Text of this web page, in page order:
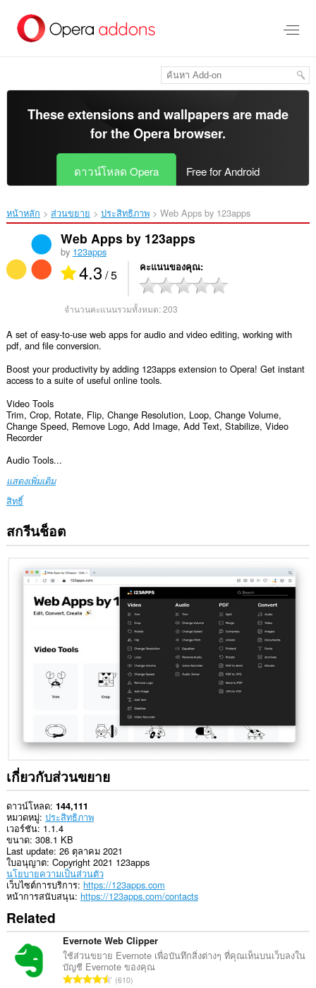
These extensions and wallpapers are made
for theOpera browser.
ดาวน์โหลด Opera Free for Android
หน้าหลัก ส่วนขยาย ประสิทธิภาพ Web Apps by 123apps‎
Web Apps by 123apps
by 123apps
4.3 / 5 คะแนนของคุณ
จำนวนคะแนนรวมทั้งหมด:203
A set of easy-to-use web apps for audio and video editing, working with
pdf, and file conversion.
Boost your productivity by adding 123apps extension to Opera! Get instant
access to a suite of useful online tools.
Video Tools
Trim, Crop, Rotate, Flip, Change Resolution, Loop, Change Volume,
Change Speed, Remove Logo, Add Image, Add Text, Stabilize, Video
Recorder
Audio Tools...
แสดงเพิ่มเติม
สิทธิ์
ส่วน
ขยาย
สามารถ
สกรีนช็อต
เกี่ยวกับส่วนขยาย
ดาวน์โหลด 144,111
หมวดหมู่ ประสิทธิภาพ
เวอร์ชัน 1.1.4
ขนาด 308.1 KB
Last update 26 ตุลาคม 2021
ใบอนุญาต Copyright 2021 123apps
นโยบายความเป็นส่วนตัว
เว็บไซต์การบริการ https://123apps.com
หน้าการสนับสนุน https://123apps.com/contacts
Related
Evernote Web Clipper
ใช้ส่วนขยาย Evernote เพื่อบันทึกสิ่งต่างๆ ที่คุณเห็นบนเว็บลงใน
บัญชี Evernote ของคุณ
จำ610